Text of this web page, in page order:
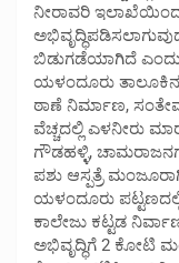
ನೀರಾವರಿ
ಬಿಡುಗಡೆಯಾಗಿದೆ
ಯಳಂದೂರು ತಾಲೂಕಿನ
ಠಾಣೆ ನಿರ್ಮಾಣ,
ವೆಚ್ಚದಲ್ಲಿ ಎಳನೀರು
ಗೌಡಹಳ್ಳಿ,
ಪಶು ಆಸ್ಪತ್ರೆ
ಯಳಂದೂರು
ಕಾಲೇಜು ಕಟ್ಟಡ
ಅಭಿವೃದ್ಧಿಗೆ 2 ಕೋಟಿ